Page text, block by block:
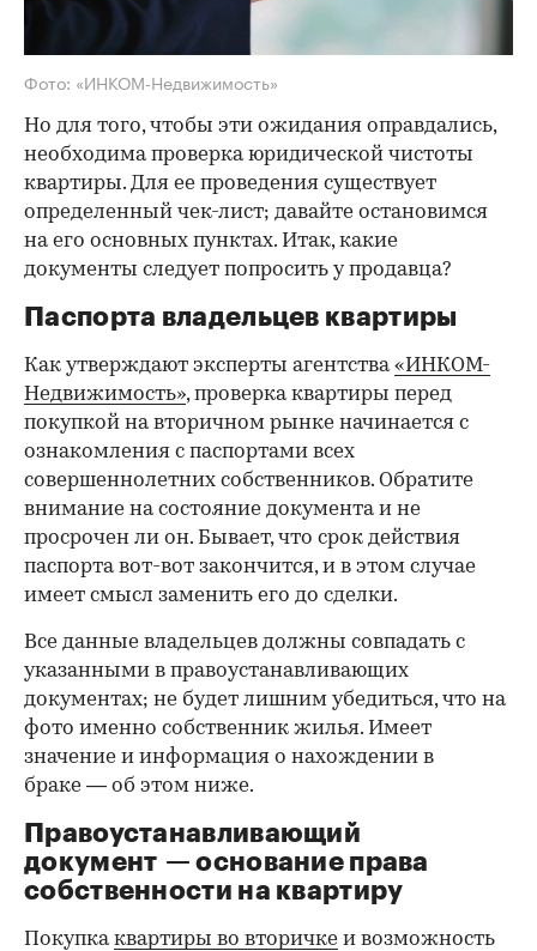
Фото: «ИНКОМ-Недвижимость»
Но для того, чтобы эти ожидания оправдались,
необходима проверка юридической чистоты
квартиры. Для ее проведения существует
определенный чек-лист; давайте остановимся
на его основных пунктах. Итак, какие
документы следует попросить у продавца?
Паспорта владельцев квартиры
Как утверждают эксперты агентства«ИНКОМ-
Недвижимость», проверка квартиры перед
покупкой на вторичном рынке начинается с
ознакомления с паспортами всех
совершеннолетних собственников. Обратите
внимание на состояние документа и не
просрочен ли он. Бывает, что срок действия
паспорта вот-вот закончится, и в этом случае
имеет смысл заменить его до сделки.
00:00 / 00:00
Все данные владельцев должны совпадать с
указанными в правоустанавливающих
документах; не будет лишним убедиться, что на
фото именно собственник жилья. Имеет
значение и информация о нахождении в
браке — об этом ниже.
Правоустанавливающий
документ — основание права
собственности на квартиру
Покупкаквартиры во вторичке и возможность